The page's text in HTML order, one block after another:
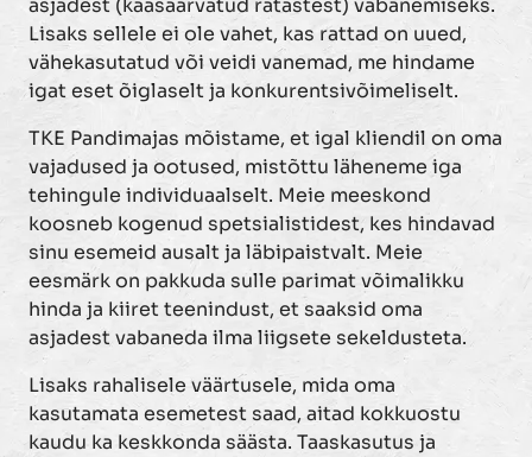
asjadest (kaasaarvatud ratastest) vabanemiseks.
Lisaks sellele ei ole vahet, kas rattad on uued,
vähekasutatud või veidi vanemad, me hindame
igat eset õiglaselt ja konkurentsivõimeliselt.
TKE Pandimajas mõistame, et igal kliendil on oma
vajadused ja ootused, mistõttu läheneme iga
tehingule individuaalselt. Meie meeskond
koosneb kogenud spetsialistidest, kes hindavad
sinu esemeid ausalt ja läbipaistvalt. Meie
eesmärk on pakkuda sulle parimat võimalikku
hinda ja kiiret teenindust, et saaksid oma
asjadest vabaneda ilma liigsete sekeldusteta.
Lisaks rahalisele väärtusele, mida oma
kasutamata esemetest saad, aitad kokkuostu
kaudu ka keskkonda säästa. Taaskasutus ja